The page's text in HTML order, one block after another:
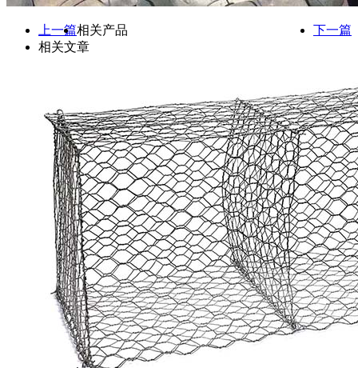
上一篇 下一篇
相关产品
相关文章